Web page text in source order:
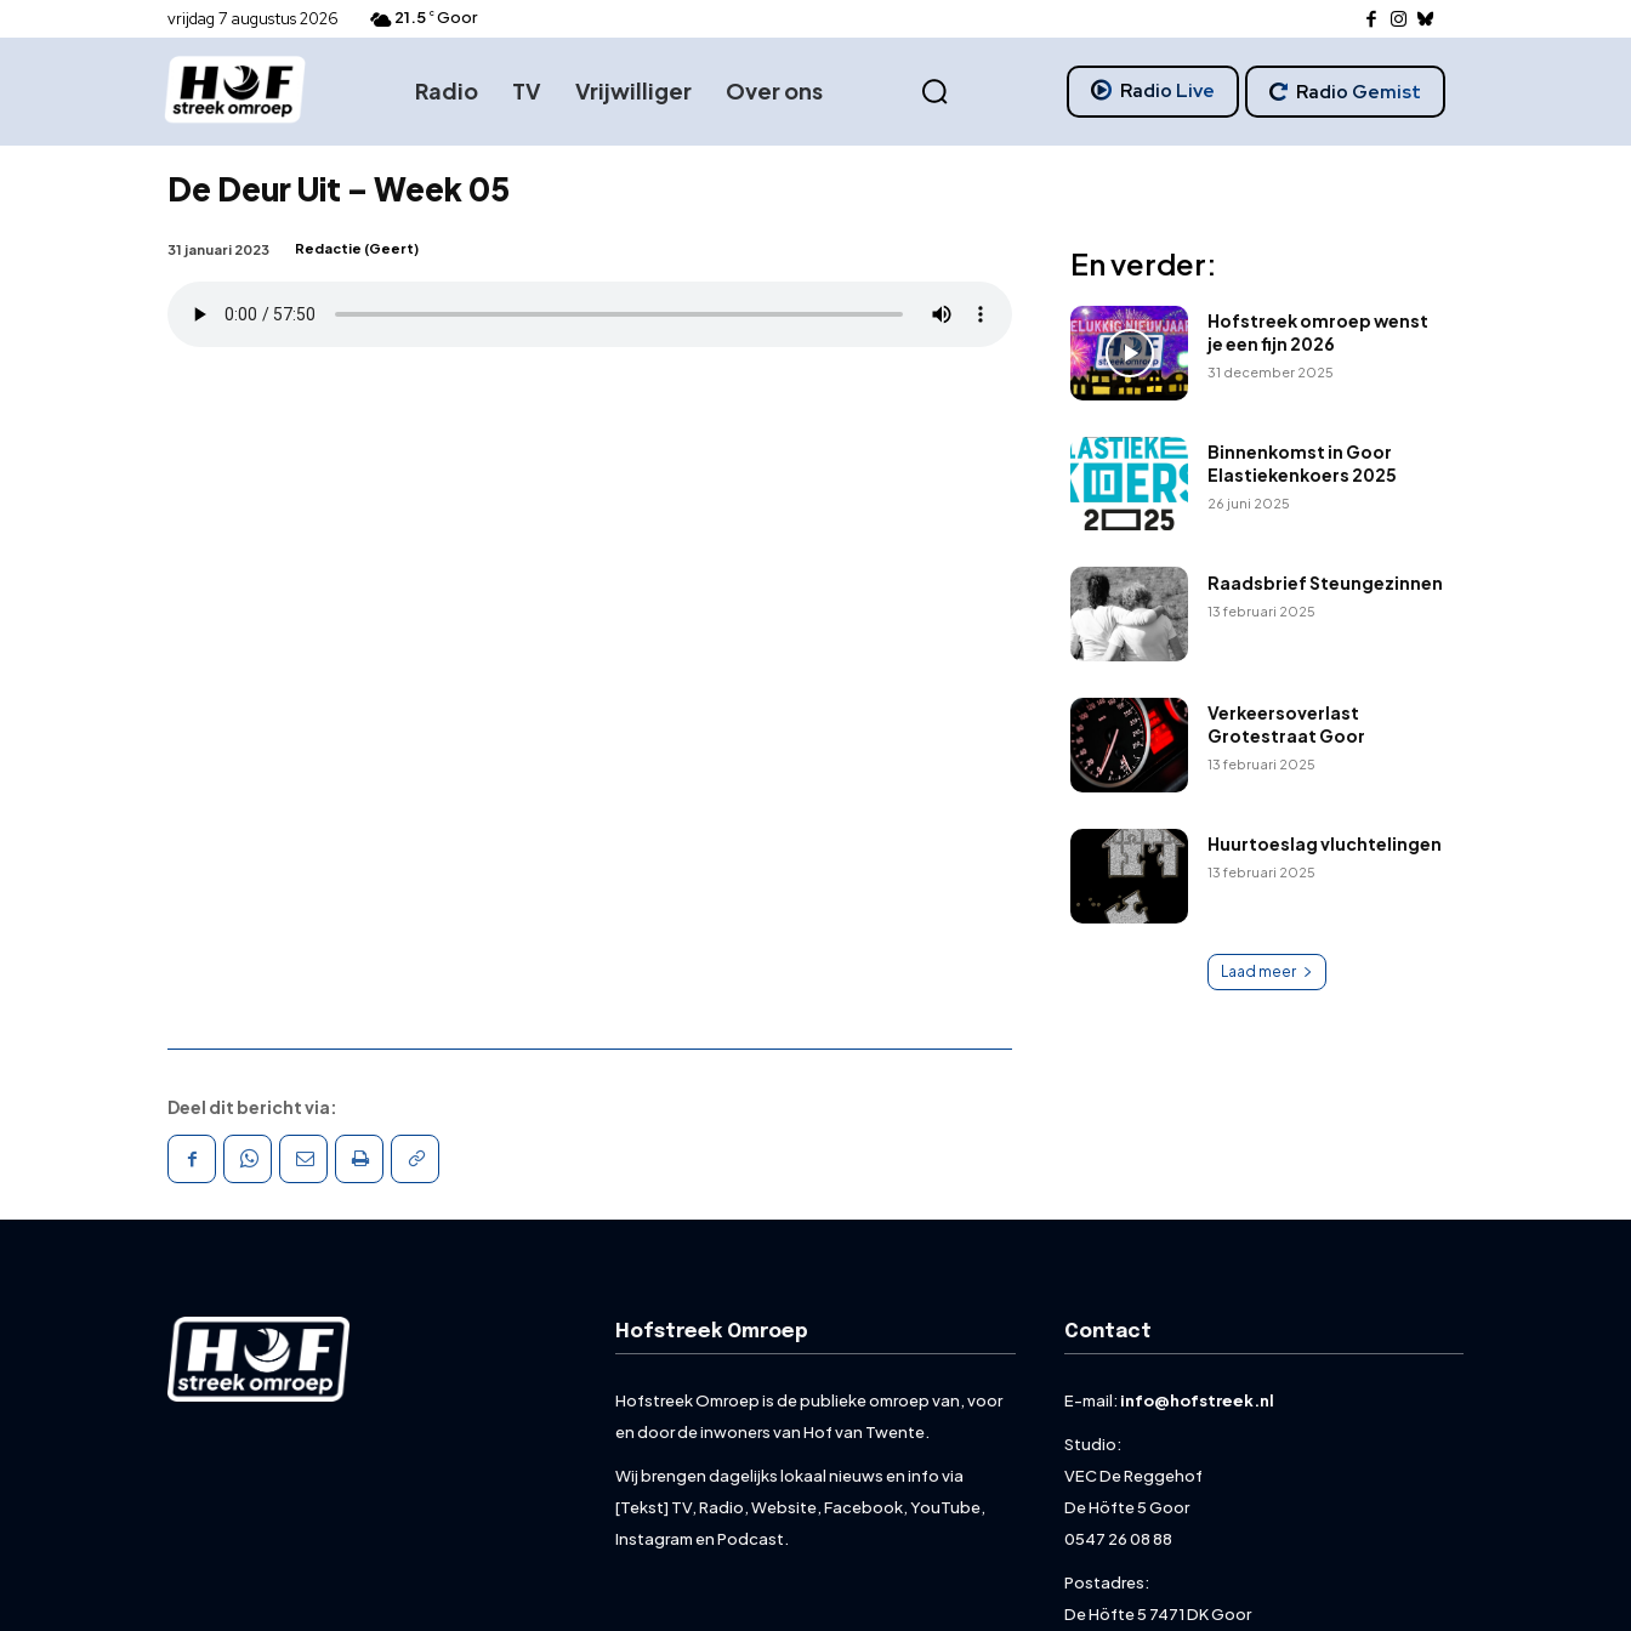
vrijdag 7 augustus 2026 21.5 C Goor
Radio TV Vrijwilliger Over ons Radio Live Radio Gemist
De Deur Uit – Week 05
31 januari 2023 Redactie (Geert) En verder:
Hofstreek omroep wenst
je een fijn 2026
31 december 2025
Binnenkomst in Goor
Elastiekenkoers 2025
26 juni 2025
Raadsbrief Steungezinnen
13 februari 2025
Verkeersoverlast
Grotestraat Goor
13 februari 2025
Huurtoeslag vluchtelingen
13 februari 2025
Laad meer
Deel dit bericht via:
Hofstreek Omroep
Hofstreek Omroep is de publieke omroep van, voor
en door de inwoners van Hof van Twente.
Wij brengen dagelijks lokaal nieuws en info via
[Tekst] TV, Radio, Website, Facebook, YouTube,
Instagram en Podcast.
Contact
E-mail: info@hofstreek.nl
Studio:
VEC De Reggehof
De Höfte 5 Goor
0547 26 08 88
Postadres:
De Höfte 5 7471 DK Goor